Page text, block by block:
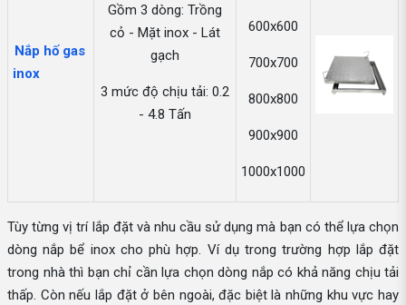
Nắp hố gas
inox
Gồm 3 dòng: Trồng
cỏ - Mặt inox - Lát
gạch
3 mức độ chịu tải: 0.2
- 4.8 Tấn
600x600
700x700
800x800
900x900
1000x1000
Tùy từng vị trí lắp đặt và nhu cầu sử dụng mà bạn có thể lựa chọn
dòng nắp bể inox cho phù hợp. Ví dụ trong trường hợp lắp đặt
trong nhà thì bạn chỉ cần lựa chọn dòng nắp có khả năng chịu tải
thấp. Còn nếu lắp đặt ở bên ngoài, đặc biệt là những khu vực hay